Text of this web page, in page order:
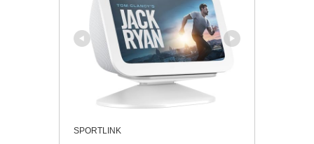
SPORTLINK